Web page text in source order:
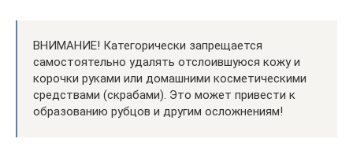
ВНИМАНИЕ! Категорически запрещается
самостоятельно удалять отслоившуюся кожу и
корочки руками или домашними косметическими
средствами (скрабами). Это может привести к
образованию рубцов и другим осложнениям!